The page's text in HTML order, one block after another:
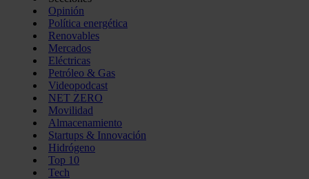
Opinión
Política energética
Renovables
Mercados
Eléctricas
Petróleo & Gas
Videopodcast
NET ZERO
Movilidad
Almacenamiento
Startups & Innovación
Hidrógeno
Top 10
Tech